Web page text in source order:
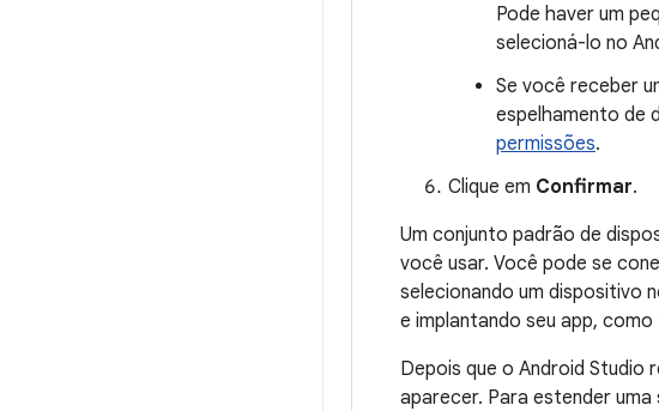
Pode haver um
selecioná-lo no
Se você receber
espelhamento de
permissões.
Clique em Confirmar.
Um conjunto padrão de
você usar. Você pode se
selecionando um dispositivo
e implantando seu app,
Depois que o Android Studio
aparecer. Para estender